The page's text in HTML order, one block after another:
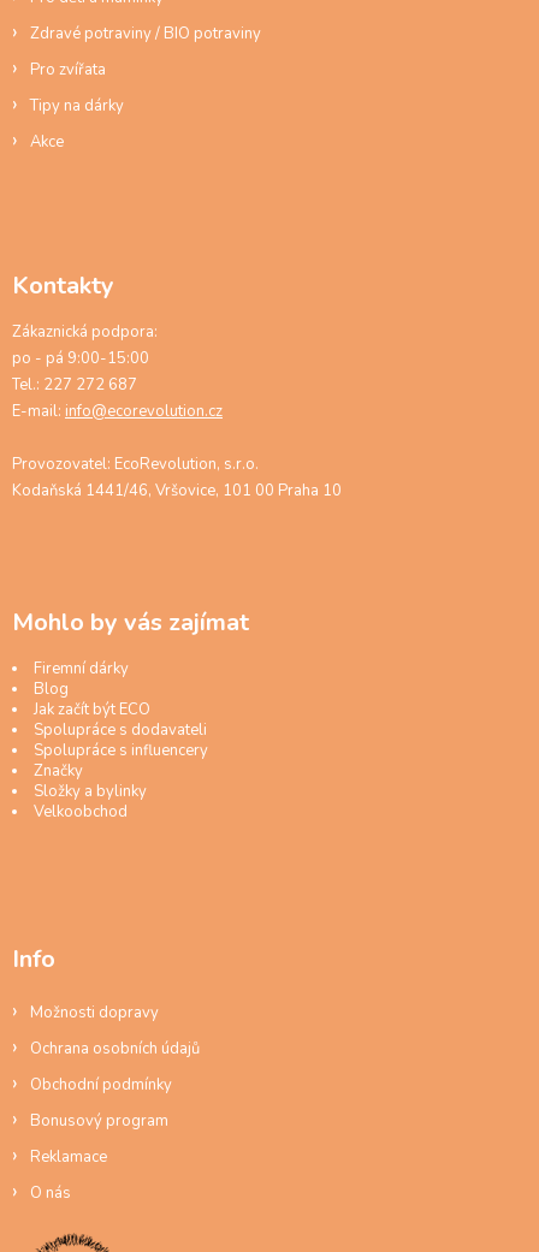
Zdravé potraviny / BIO potraviny
Pro zvířata
Tipy na dárky
Akce
Kontakty
Zákaznická podpora:
po - pá 9:00-15:00
Tel.: 227 272 687
E-mail: info@ecorevolution.cz
Provozovatel: EcoRevolution, s.r.o.
Kodaňská 1441/46, Vršovice, 101 00 Praha 10
Mohlo by vás zajímat
Firemní dárky
Blog
Jak začít být ECO
Spolupráce s dodavateli
Spolupráce s influencery
Značky
Složky a bylinky
Velkoobchod
Info
Možnosti dopravy
Ochrana osobních údajů
Obchodní podmínky
Bonusový program
Reklamace
O nás